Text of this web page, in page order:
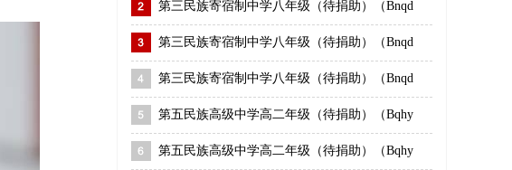
第三民族寄宿制中学八年级（待捐助）（Bnqd
第三民族寄宿制中学八年级（待捐助）（Bnqd
第三民族寄宿制中学八年级（待捐助）（Bnqd
第五民族高级中学高二年级（待捐助）（Bqhy
第五民族高级中学高二年级（待捐助）（Bqhy